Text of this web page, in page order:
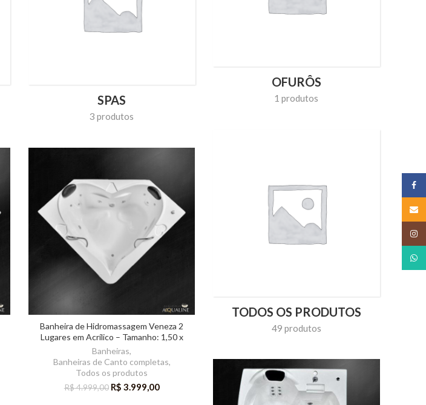
OFURÔS
1 produtos
SPAS
3 produtos
TODOS OS PRODUTOS
49 produtos
Banheira de Hidromassagem Veneza 2
Lugares em Acrílico – Tamanho: 1,50 x
1,50 x 0,55m
Banheiras,
Banheiras de Canto completas,
Todos os produtos
R$4.999,00 R$ 3.999,00
Email